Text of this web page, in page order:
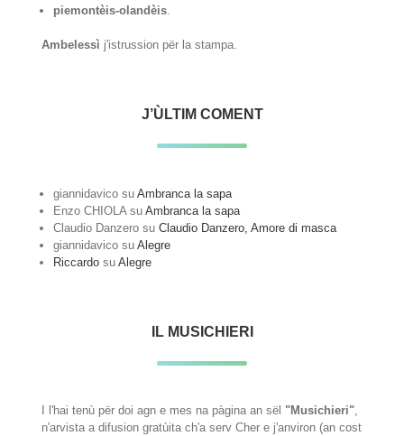
piemontèis-olandèis
Ambelessì j'istrussion për la stampa.
J’ÙLTIM COMENT
giannidavico suAmbranca la sapa
Enzo CHIOLA suAmbranca la sapa
Claudio Danzero suClaudio Danzero, Amore di masca
giannidavico suAlegre
Riccardo suAlegre
IL MUSICHIERI
I l'hai tenù për doi agn e mes na pàgina an sël "Musichieri",
n'arvista a difusion gratùita ch'a serv Cher e j'anviron (an cost